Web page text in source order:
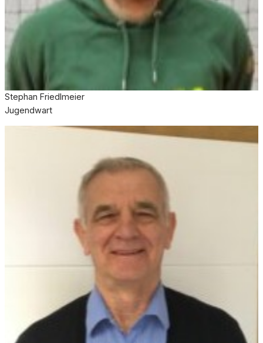
Stephan Friedlmeier
Jugendwart